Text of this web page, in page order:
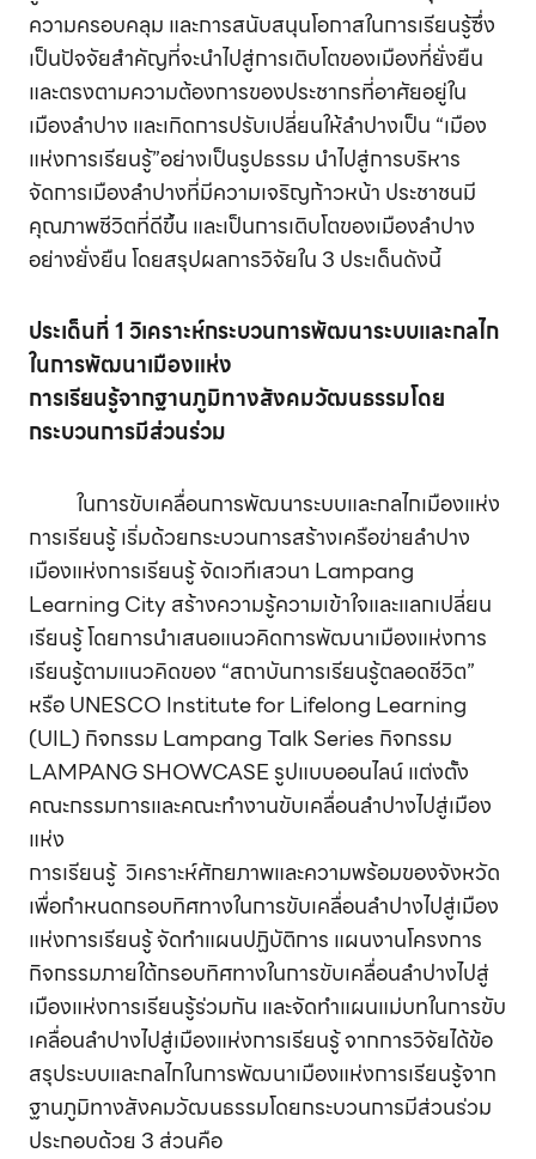
ความครอบคลุม และการสนับสนุนโอกาสในการเรียนรู้ซึ่ง
เป็นปัจจัยสำคัญที่จะนำไปสู่การเติบโตของเมืองที่ยั่งยืน
และตรงตามความต้องการของประชากรที่อาศัยอยู่ใน
เมืองลำปาง และเกิดการปรับเปลี่ยนให้ลำปางเป็น “เมือง
แห่งการเรียนรู้”อย่างเป็นรูปธรรม นำไปสู่การบริหาร
จัดการเมืองลำปางที่มีความเจริญก้าวหน้า ประชาชนมี
คุณภาพชีวิตที่ดีขึ้น และเป็นการเติบโตของเมืองลำปาง
อย่างยั่งยืน โดยสรุปผลการวิจัยใน 3 ประเด็นดังนี้
ประเด็นที่ 1 วิเคราะห์กระบวนการพัฒนาระบบและกลไก
ในการพัฒนาเมืองแห่ง
การเรียนรู้จากฐานภูมิทางสังคมวัฒนธรรมโดย
กระบวนการมีส่วนร่วม
ในการขับเคลื่อนการพัฒนาระบบและกลไกเมืองแห่ง
การเรียนรู้ เริ่มด้วยกระบวนการสร้างเครือข่ายลำปาง
เมืองแห่งการเรียนรู้ จัดเวทีเสวนา Lampang
Learning City สร้างความรู้ความเข้าใจและแลกเปลี่ยน
เรียนรู้ โดยการนำเสนอแนวคิดการพัฒนาเมืองแห่งการ
เรียนรู้ตามแนวคิดของ “สถาบันการเรียนรู้ตลอดชีวิต”
หรือ UNESCO Institute for Lifelong Learning
(UIL) กิจกรรม Lampang Talk Series กิจกรรม
LAMPANG SHOWCASE รูปแบบออนไลน์ แต่งตั้ง
คณะกรรมการและคณะทำงานขับเคลื่อนลำปางไปสู่เมือง
แห่ง
การเรียนรู้ วิเคราะห์ศักยภาพและความพร้อมของจังหวัด
เพื่อกำหนดกรอบทิศทางในการขับเคลื่อนลำปางไปสู่เมือง
แห่งการเรียนรู้ จัดทำแผนปฏิบัติการ แผนงานโครงการ
กิจกรรมภายใต้กรอบทิศทางในการขับเคลื่อนลำปางไปสู่
เมืองแห่งการเรียนรู้ร่วมกัน และจัดทำแผนแม่บทในการขับ
เคลื่อนลำปางไปสู่เมืองแห่งการเรียนรู้ จากการวิจัยได้ข้อ
สรุประบบและกลไกในการพัฒนาเมืองแห่งการเรียนรู้จาก
ฐานภูมิทางสังคมวัฒนธรรมโดยกระบวนการมีส่วนร่วม
ประกอบด้วย 3 ส่วนคือ